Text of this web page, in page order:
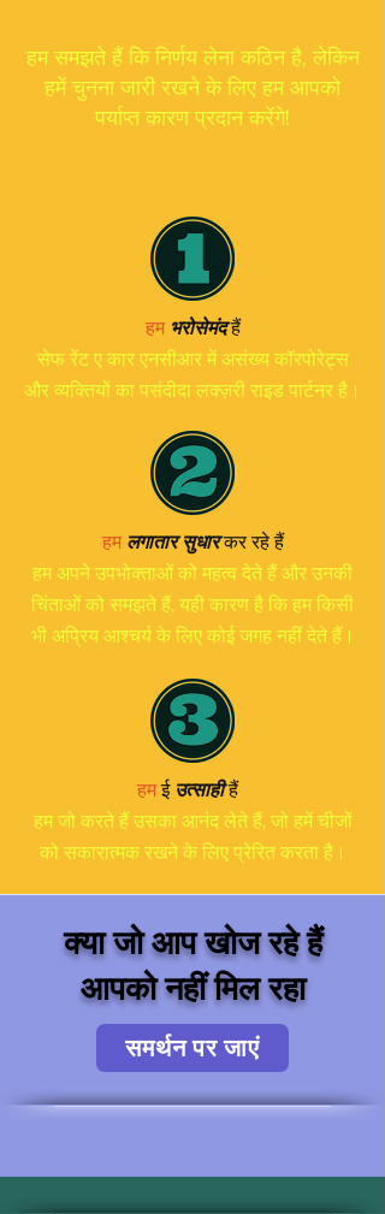
हम समझते हैं कि निर्णय लेना कठिन है, लेकिन
हमें चुनना जारी रखने के लिए हम आपको
पर्याप्त कारण प्रदान करेंगे!
हम भरोसेमंदहैं
सेफ रेंट ए कार एनसीआर में असंख्य कॉरपोरेट्स
और व्यक्तियों का पसंदीदा लक्ज़री राइड पार्टनर है।
हम लगातार सुधारकर रहे हैं
हम अपने उपभोक्ताओं को महत्व देते हैं और उनकी
चिंताओं को समझते हैं, यही कारण है कि हम किसी
भी अप्रिय आश्चर्य के लिए कोई जगह नहीं देते हैं।
हमई उत्साहीहैं
हम जो करते हैं उसका आनंद लेते हैं, जो हमें चीजों
को सकारात्मक रखने के लिए प्रेरित करता है।
क्या जो आप खोज रहे हैं
आपको नहीं मिल रहा
समर्थन पर जाएं